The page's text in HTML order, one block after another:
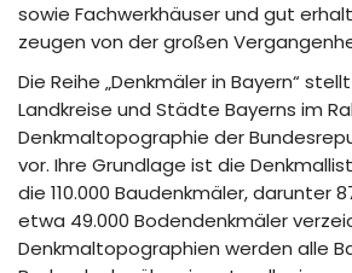
sowie Fachwerkhäuser und gut
zeugen von der großen
Die Reihe „Denkmäler in Bayern“
Landkreise und Städte Bayerns im
Denkmaltopographie der
vor. Ihre Grundlage ist die
die 110.000 Baudenkmäler, darunter
etwa 49.000 Bodendenkmäler
Denkmaltopographien werden alle